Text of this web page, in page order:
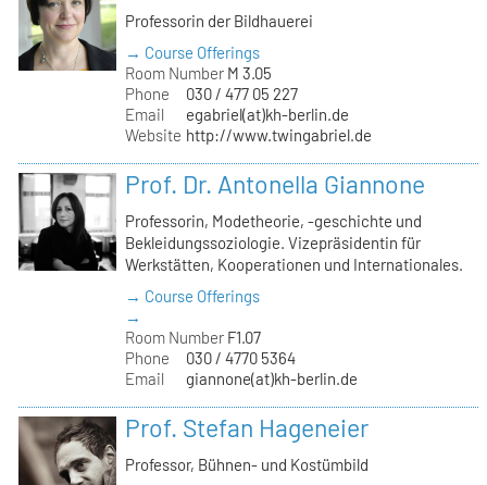
Professorin der Bildhauerei
→ Course Offerings
Room Number M 3.05
Phone
030 / 477 05 227
Email
egabriel(at)kh-berlin.de
Website http://www.twingabriel.de
Prof. Dr. Antonella Giannone
Professorin, Modetheorie, -geschichte und
Bekleidungssoziologie. Vizepräsidentin für
Werkstätten, Kooperationen und Internationales.
→ Course Offerings
→
Room Number F1.07
Phone
030 / 4770 5364
Email
giannone(at)kh-berlin.de
Prof. Stefan Hageneier
Professor, Bühnen- und Kostümbild